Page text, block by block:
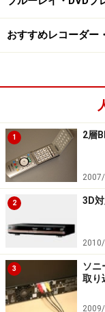
おすすめレコーダー
1 2層
2 3D
3
ソニ
取り